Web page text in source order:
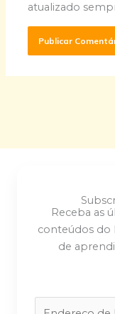
atualizado
Receba as
conteúdos do
de